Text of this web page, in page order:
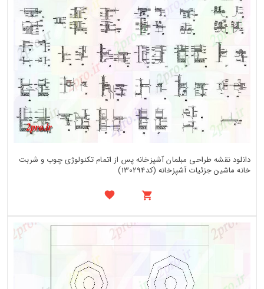
دانلود نقشه طراحی مبلمان آشپزخانه پس از اتمام تکنولوژی چوب و شربت
خانه ماشین جزئیات آشپزخانه (کد130294)